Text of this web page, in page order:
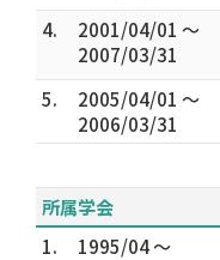
4.
2001/04/01 ～
2007/03/31
5.
2005/04/01 ～
2006/03/31
所属学会
1.
1995/04 ～